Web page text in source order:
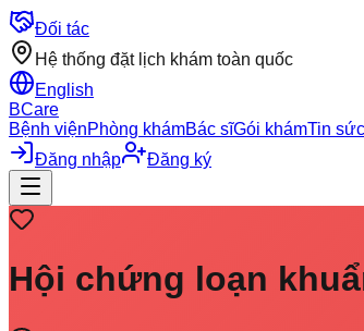
Đối tác
Hệ thống đặt lịch khám toàn quốc
English
BCare
Bệnh việnPhòng khámBác sĩGói khámTin
Đăng nhập
Đăng ký
Hội chứng loạn